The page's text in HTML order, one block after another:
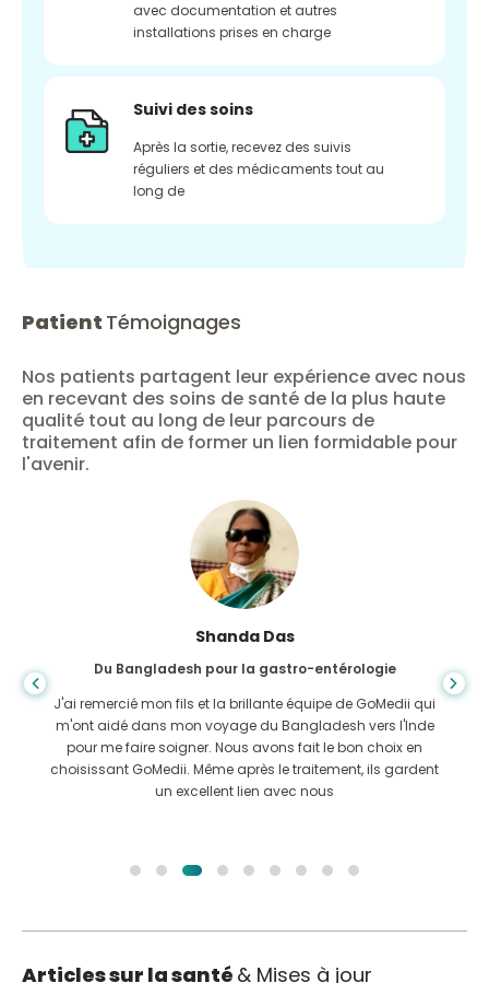
avec documentation et autres
installations prises en charge
Suivi des soins
Après la sortie, recevez des suivis
réguliers et des médicaments tout au
long de
Patient Témoignages
Nos patients partagent leur expérience avec nous
en recevant des soins de santé de la plus haute
qualité tout au long de leur parcours de
traitement afin de former un lien formidable pour
l'avenir.
Shanda Das
Du Bangladesh pour la gastro-entérologie
J'ai remercié mon fils et la brillante équipe de GoMedii qui
m'ont aidé dans mon voyage du Bangladesh vers l'Inde
pour me faire soigner. Nous avons fait le bon choix en
choisissant GoMedii. Même après le traitement, ils gardent
un excellent lien avec nous
Articles sur la santé & Mises à jour